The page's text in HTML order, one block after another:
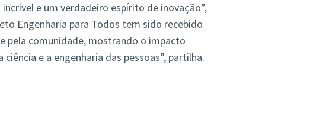
e um verdadeiro espírito de inovação”,
Engenharia para Todos tem sido recebido
pela comunidade, mostrando o impacto
e a engenharia das pessoas”, partilha.